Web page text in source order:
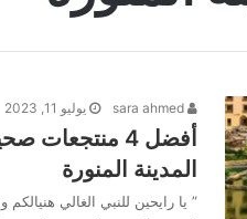
يوليو 11, 2023
المدينة المنورة
” يا رايحين للنبي الغالي